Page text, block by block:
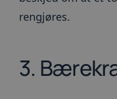
rengjøres.
3.